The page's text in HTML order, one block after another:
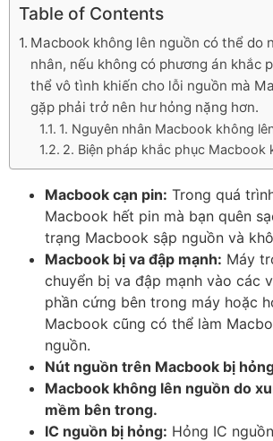
Table of Contents
Macbook không lên nguồn có thể do
nhân, nếu không có phương án khắc
thể vô tình khiến cho lỗi nguồn mà
gặp phải trở nên hư hỏng nặng hơn.
1. Nguyên nhân Macbook không
2. Biện pháp khắc phục Macbook
Macbook cạn pin: Trong quá
Macbook hết pin mà bạn quên
trạng Macbook sập nguồn và
Macbook bị va đập mạnh: Máy
chuyển bị va đập mạnh vào các
phần cứng bên trong máy hoặc
Macbook cũng có thể làm
nguồn.
Nút nguồn trên Macbook bị
Macbook không lên nguồn do
mềm bên trong.
IC nguồn bị hỏng: Hỏng IC